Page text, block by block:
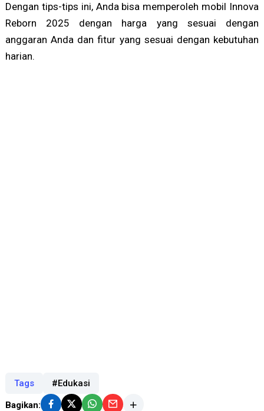
Dengan tips-tips ini, Anda bisa memperoleh mobil Innova
Reborn 2025 dengan harga yang sesuai dengan
anggaran Anda dan fitur yang sesuai dengan kebutuhan
harian.
Tags #Edukasi
Bagikan: